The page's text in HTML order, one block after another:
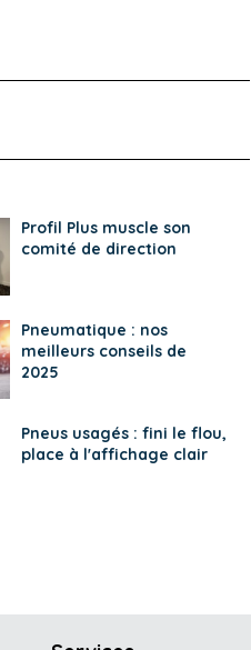
Profil Plus muscle son
comité de direction
Pneumatique : nos
meilleurs conseils de
2025
Pneus usagés : fini le flou,
place à l'affichage clair